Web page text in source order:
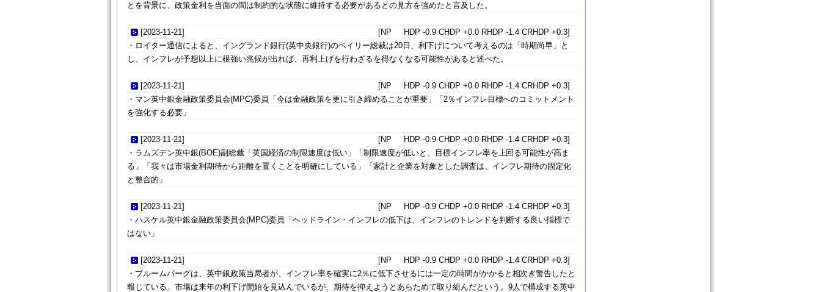
とを背景に、政策金利を当面の間は制約的な状態に維持する必要があるとの見方を強めたと言及した。
[2023-11-21]
[NP HDP -0.9 CHDP +0.0 RHDP -1.4 CRHDP +0.3]
・ロイター通信によると、イングランド銀行(英中央銀行)のベイリー総裁は20日、利下げについて考えるのは「時期尚早」と
し、インフレが予想以上に根強い兆候が出れば、再利上げを行わざるを得なくなる可能性があると述べた。
[2023-11-21]
[NP HDP -0.9 CHDP +0.0 RHDP -1.4 CRHDP +0.3]
・マン英中銀金融政策委員会(MPC)委員「今は金融政策を更に引き締めることが重要」「2％インフレ目標へのコミットメント
を強化する必要」
[2023-11-21]
[NP HDP -0.9 CHDP +0.0 RHDP -1.4 CRHDP +0.3]
・ラムズデン英中銀(BOE)副総裁「英国経済の制限速度は低い」「制限速度が低いと、目標インフレ率を上回る可能性が高ま
る」「我々は市場金利期待から距離を置くことを明確にしている」「家計と企業を対象とした調査は、インフレ期待の固定化
と整合的」
[2023-11-21]
[NP HDP -0.9 CHDP +0.0 RHDP -1.4 CRHDP +0.3]
・ハスケル英中銀金融政策委員会(MPC)委員「ヘッドライン・インフレの低下は、インフレのトレンドを判断する良い指標で
はない」
[2023-11-21]
[NP HDP -0.9 CHDP +0.0 RHDP -1.4 CRHDP +0.3]
・ブルームバーグは、英中銀政策当局者が、インフレ率を確実に2％に低下させるには一定の時間がかかると相次ぎ警告したと
報じている。市場は来年の利下げ開始を見込んでいるが、期待を抑えようとあらためて取り組んだという。9人で構成する英中